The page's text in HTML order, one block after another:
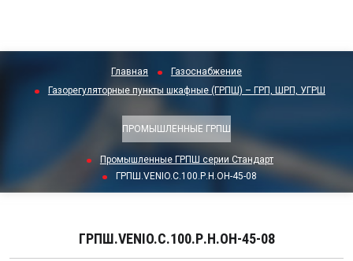
Главная
Газоснабжение
Газорегуляторные пункты шкафные (ГРПШ) – ГРП, ШРП, УГРШ
ПРОМЫШЛЕННЫЕ ГРПШ
Промышленные ГРПШ серии Стандарт
ГРПШ.VENIO.C.100.Р.Н.ОН-45-08
ГРПШ.VENIO.C.100.Р.Н.ОН-45-08